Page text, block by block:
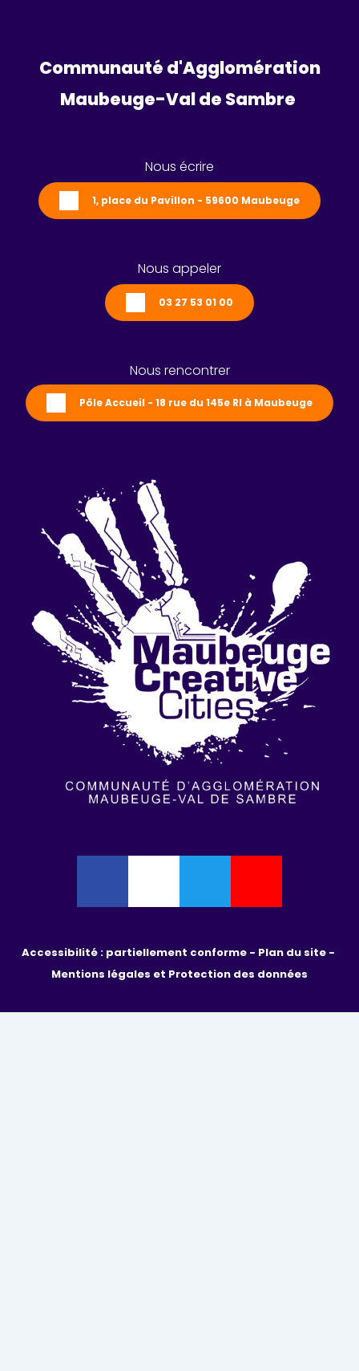
Communauté d'Agglomération
Maubeuge-Val de Sambre
Nous écrire
1, place du Pavillon - 59600 Maubeuge
Nous appeler
03 27 53 01 00
Nous rencontrer
Pôle Accueil - 18 rue du 145e RI à Maubeuge
Accessibilité : partiellement conforme -
Mentions légales et Protection des données